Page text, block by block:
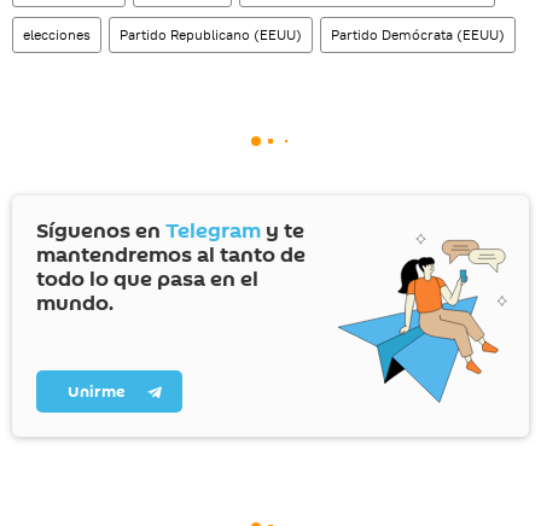
elecciones Partido Republicano (EEUU) Partido Demócrata (EEUU)
Síguenos en Telegram y te
mantendremos al tanto de
todo lo que pasa en el
mundo.
Unirme